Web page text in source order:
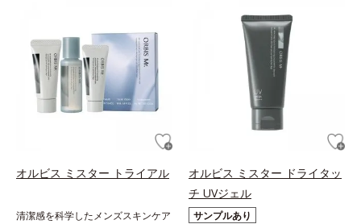
オルビス ミスター トライアル
清潔感を科学したメンズスキンケア
オルビス ミスター ドライタッ
チ UVジェル
サンプルあり